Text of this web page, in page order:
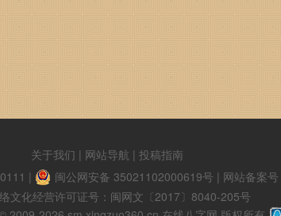
关于我们 | 网站导航 | 投稿指南
| 闽公网安备 35021102000619号 | 网站备案
文化经营许可证号：闽网文〔2017〕8040-205号